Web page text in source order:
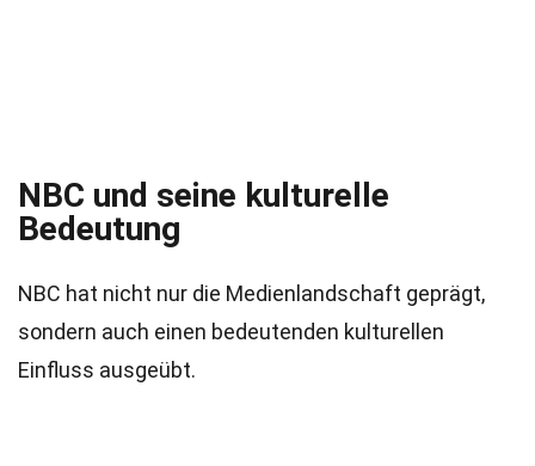
NBC und seine kulturelle
Bedeutung
NBC hat nicht nur die Medienlandschaft geprägt,
sondern auch einen bedeutenden kulturellen
Einfluss ausgeübt.